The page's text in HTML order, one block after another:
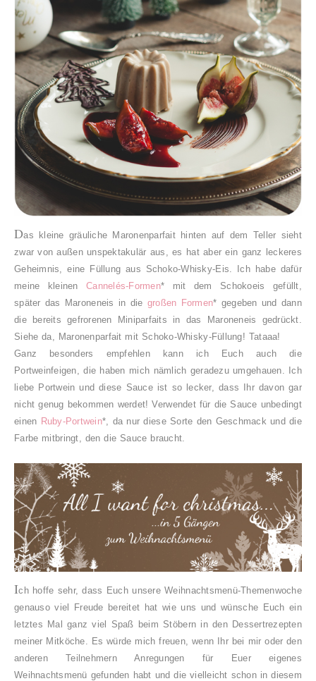
Das kleine gräuliche Maronenparfait hinten auf dem Teller sieht
zwar von außen unspektakulär aus, es hat aber ein ganz leckeres
Geheimnis, eine Füllung aus Schoko-Whisky-Eis. Ich habe dafür
meine kleinenCannelés-Formen* mit dem Schokoeis gefüllt,
später das Maroneneis in die großen Formen* gegeben und dann
die bereits gefrorenen Miniparfaits in das Maroneneis gedrückt.
Siehe da, Maronenparfait mit Schoko-Whisky-Füllung! Tataaa!
Ganz besonders empfehlen kann ich Euch auch die
Portweinfeigen, die haben mich nämlich geradezu umgehauen. Ich
liebe Portwein und diese Sauce ist so lecker, dass Ihr davon gar
nicht genug bekommen werdet! Verwendet für die Sauce unbedingt
einen Ruby-Portwein*, da nur diese Sorte den Geschmack und die
Farbe mitbringt, den die Sauce braucht.
Ich hoffe sehr, dass Euch unsere Weihnachtsmenü-Themenwoche
genauso viel Freude bereitet hat wie uns und wünsche Euch ein
letztes Mal ganz viel Spaß beim Stöbern in den Dessertrezepten
meiner Mitköche. Es würde mich freuen, wenn Ihr bei mir oder den
anderen Teilnehmern Anregungen für Euer eigenes
Weihnachtsmenü gefunden habt und die vielleicht schon in diesem